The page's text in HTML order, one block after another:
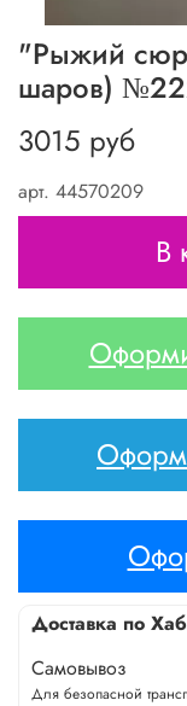
арт. 44570209
"Рыжий
шаров)
3015 руб
В
Доставка по
Самовывоз
Для безопасной